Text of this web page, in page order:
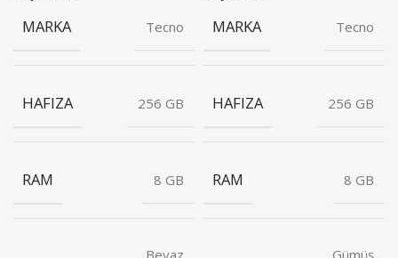
MARKA Tecno
HAFIZA 256 GB
RAM 8 GB
MARKA Tecno
HAFIZA 256 GB
RAM 8 GB